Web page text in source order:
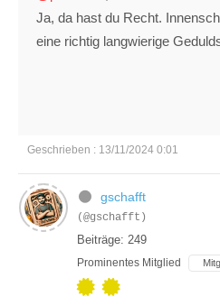
Ja, da hast du Recht.
eine richtig langwierige
Geschrieben : 13/11/2024 0:01
gschafft
(@gschafft)
Beiträge: 249
Prominentes Mitglied